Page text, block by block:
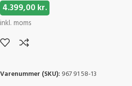
4.399,00kr.
inkl. moms
Varenummer (SKU): 967 91 58-13